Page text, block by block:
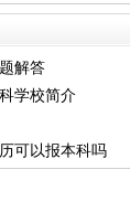
解答
学校简介
可以报本科吗